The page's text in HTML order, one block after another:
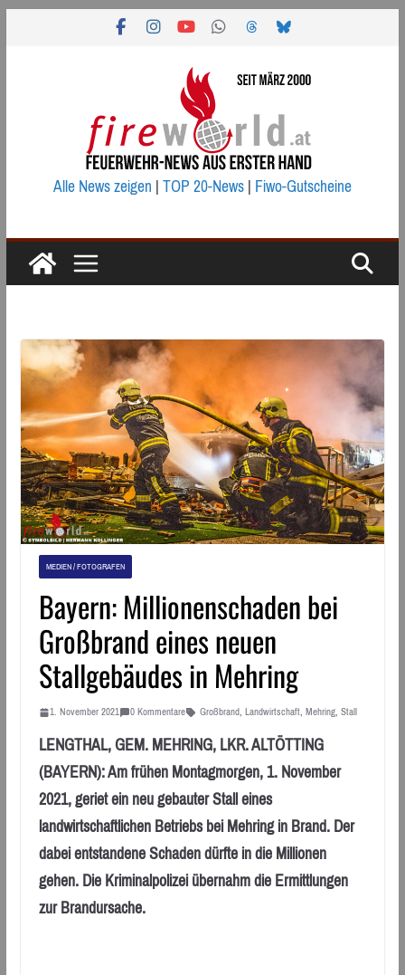
Alle News zeigen|TOP 20-News|Fiwo-Gutscheine
MEDIEN / FOTOGRAFEN
Bayern: Millionenschaden bei
Großbrand eines neuen
Stallgebäudes in Mehring
1. November 2021 0 Kommentare Großbrand, Landwirtschaft, Mehring, Stall
LENGTHAL, GEM. MEHRING, LKR. ALTÖTTING
(BAYERN): Am frühen Montagmorgen, 1. November
2021, geriet ein neu gebauter Stall eines
landwirtschaftlichen Betriebs bei Mehring in Brand. Der
dabei entstandene Schaden dürfte in die Millionen
gehen. Die Kriminalpolizei übernahm die Ermittlungen
zur Brandursache.